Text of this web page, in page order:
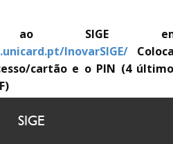
ao SIGE
InovarSIGE/
cartão e o PIN (4
SIGE